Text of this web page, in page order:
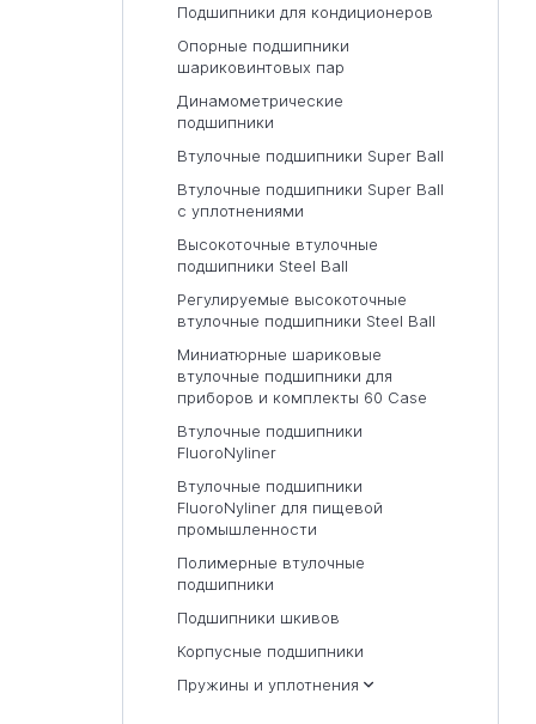
Подшипники для кондиционеров
Опорные подшипники
шариковинтовых пар
Динамометрические
подшипники
Втулочные подшипники Super Ball
Втулочные подшипники Super Ball
с уплотнениями
Высокоточные втулочные
подшипники Steel Ball
Регулируемые высокоточные
втулочные подшипники Steel Ball
Миниатюрные шариковые
втулочные подшипники для
приборов и комплекты 60 Case
Втулочные подшипники
FluoroNyliner
Втулочные подшипники
FluoroNyliner для пищевой
промышленности
Полимерные втулочные
подшипники
Подшипники шкивов
Корпусные подшипники
Пружины и уплотнения